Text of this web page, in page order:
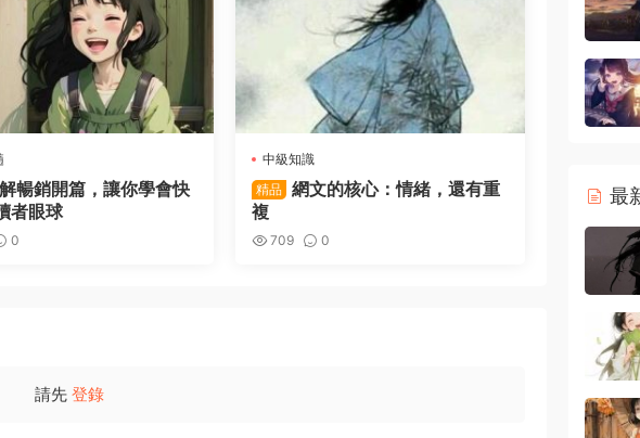
暢銷開篇，讓你學會快
者眼球
0
中級知識
精品
網文的核心：情緒，還有重
複
709 0
請先 登錄
最